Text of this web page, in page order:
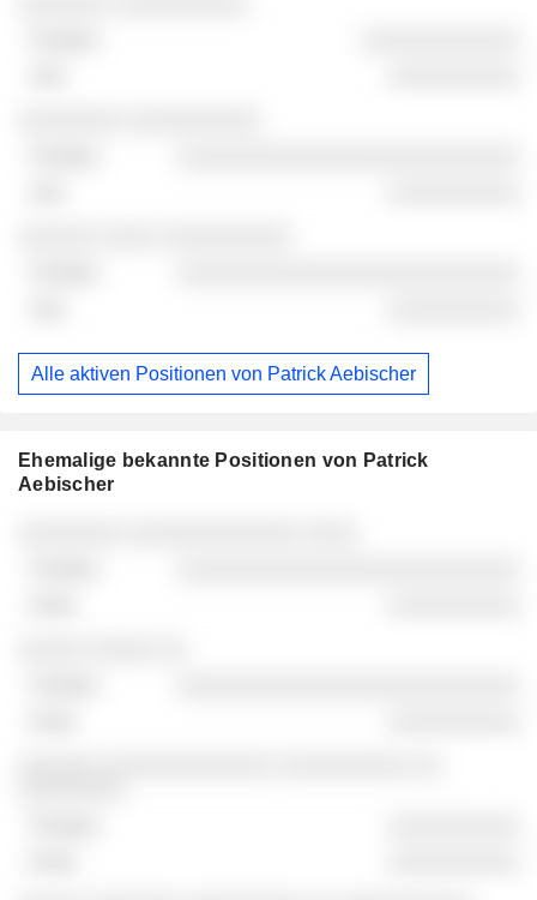
Alle aktiven Positionen von Patrick Aebischer
Ehemalige bekannte Positionen von Patrick
Aebischer